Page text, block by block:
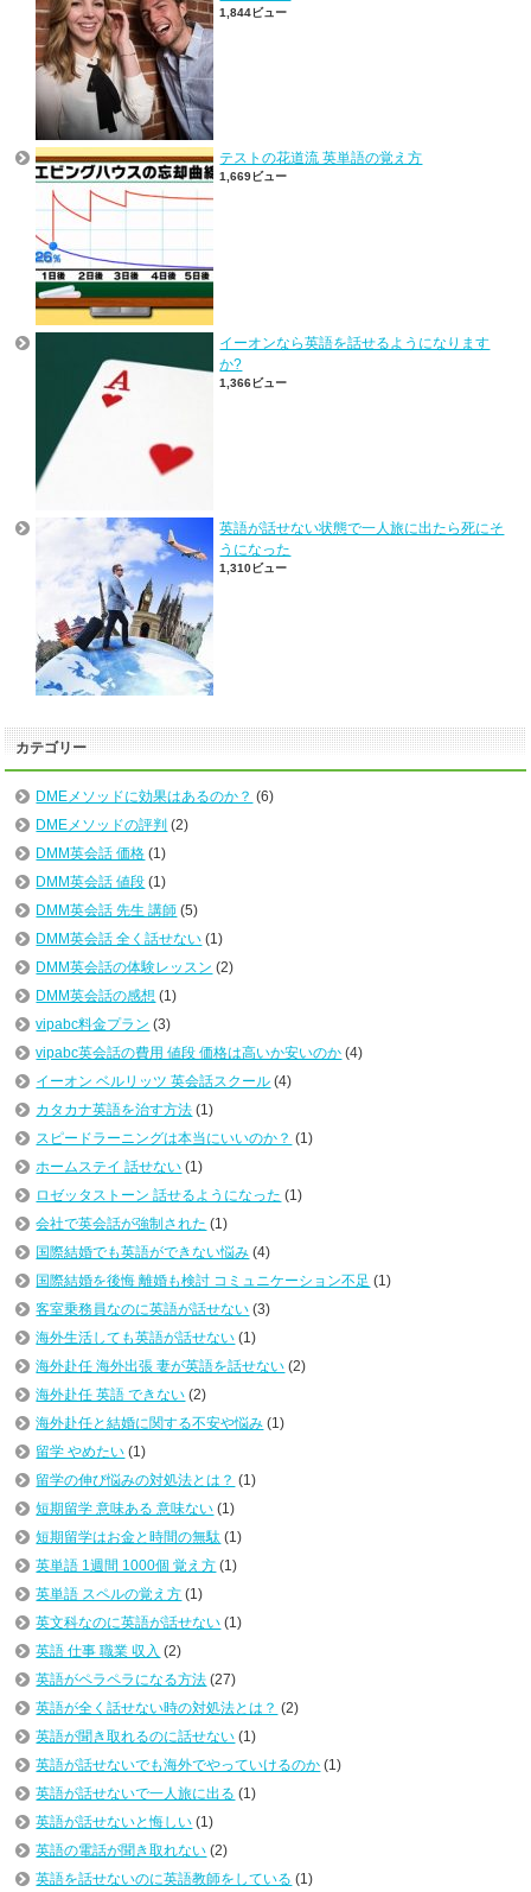
1,844ビュー
テストの花道流 英単語の覚え方
1,669ビュー
イーオンなら英語を話せるようになります
か?
1,366ビュー
英語が話せない状態で一人旅に出たら死にそ
うになった
1,310ビュー
カテゴリー
DMEメソッドに効果はあるのか？ (6)
DMEメソッドの評判 (2)
DMM英会話 価格 (1)
DMM英会話 値段 (1)
DMM英会話 先生 講師 (5)
DMM英会話 全く話せない (1)
DMM英会話の体験レッスン (2)
DMM英会話の感想 (1)
vipabc料金プラン (3)
vipabc英会話の費用 値段 価格は高いか安いのか (4)
イーオン ベルリッツ 英会話スクール (4)
カタカナ英語を治す方法 (1)
スピードラーニングは本当にいいのか？ (1)
ホームステイ 話せない (1)
ロゼッタストーン 話せるようになった (1)
会社で英会話が強制された (1)
国際結婚でも英語ができない悩み (4)
国際結婚を後悔 離婚も検討 コミュニケーション不足 (1)
客室乗務員なのに英語が話せない (3)
海外生活しても英語が話せない (1)
海外赴任 海外出張 妻が英語を話せない (2)
海外赴任 英語 できない (2)
海外赴任と結婚に関する不安や悩み (1)
留学 やめたい (1)
留学の伸び悩みの対処法とは？ (1)
短期留学 意味ある 意味ない (1)
短期留学はお金と時間の無駄 (1)
英単語 1週間 1000個 覚え方 (1)
英単語 スペルの覚え方 (1)
英文科なのに英語が話せない (1)
英語 仕事 職業 収入 (2)
英語がペラペラになる方法 (27)
英語が全く話せない時の対処法とは？ (2)
英語が聞き取れるのに話せない (1)
英語が話せないでも海外でやっていけるのか (1)
英語が話せないで一人旅に出る (1)
英語が話せないと悔しい (1)
英語の電話が聞き取れない (2)
英語を話せないのに英語教師をしている (1)